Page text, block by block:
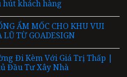
khách hàng
ẨM MỐC CHO KHU VUI
TỪ GOADESIGN
Đi Kèm Với Giá Trị Thấp |
Đầu Tư Xây Nhà